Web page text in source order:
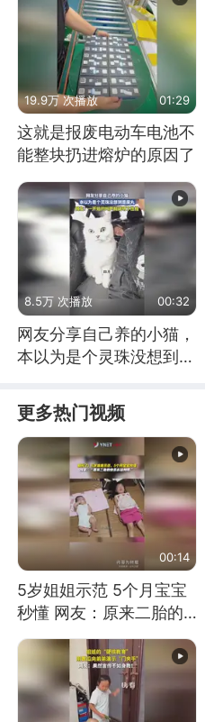
19.9万 次播放 01:29
这就是报废电动车电池不
能整块扔进熔炉的原因了
8.5万 次播放 00:32
网友分享自己养的小猫，
本以为是个灵珠没想到是
更多热门视频
00:14
5岁姐姐示范 5个月宝宝
秒懂 网友：原来二胎的
快乐长这样